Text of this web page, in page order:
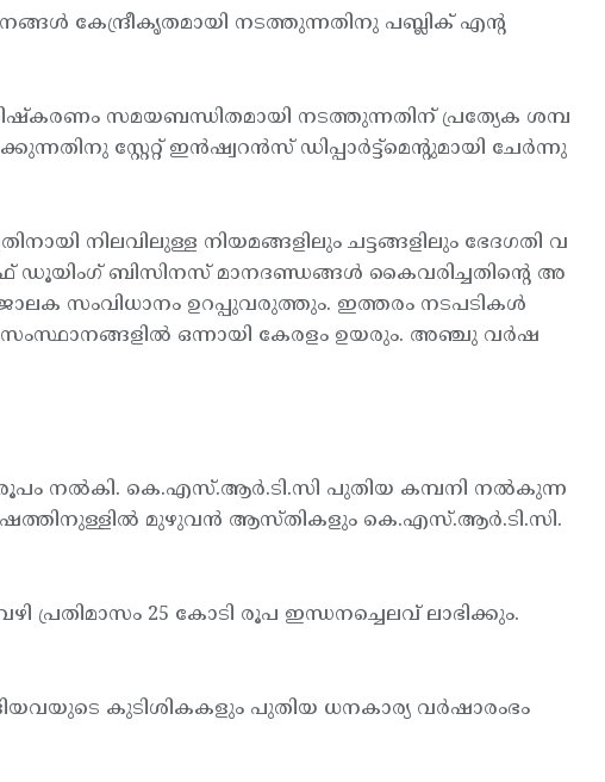
കേന്ദ്രീകൃതമായി നടത്തുന്നതിനു പബ്ലിക് എന്റ
സമയബന്ധിതമായി നടത്തുന്നതിന് പ്രത്യേക ശമ്പ
സ്റ്റേറ്റ് ഇന്‍ഷ്വറന്‍സ് ഡിപ്പാര്‍ട്ട്മെന്റുമായി ചേര്‍ന്നു
നിലവിലുള്ള നിയമങ്ങളിലും ചട്ടങ്ങളിലും ഭേദഗതി വ
ഡൂയിംഗ് ബിസിനസ് മാനദണ്ഡങ്ങള്‍ കൈവരിച്ചതിന്റെ അ
സംവിധാനം ഉറപ്പുവരുത്തും. ഇത്തരം നടപടികള്‍
ഒന്നായി കേരളം ഉയരും. അഞ്ചു വര്‍ഷ
രൂപം നല്‍കി. കെ.എസ്.ആര്‍.ടി.സി പുതിയ കമ്പനി നല്‍കുന്ന
മുഴുവന്‍ ആസ്തികളും കെ.എസ്.ആര്‍.ടി.സി.
25 കോടി രൂപ ഇന്ധനച്ചെലവ് ലാഭിക്കും.
കുടിശികകളും പുതിയ ധനകാര്യ വര്‍ഷാരംഭം